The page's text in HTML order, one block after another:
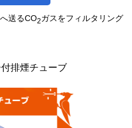
送るCO2ガスをフィルタリング
排煙チューブ